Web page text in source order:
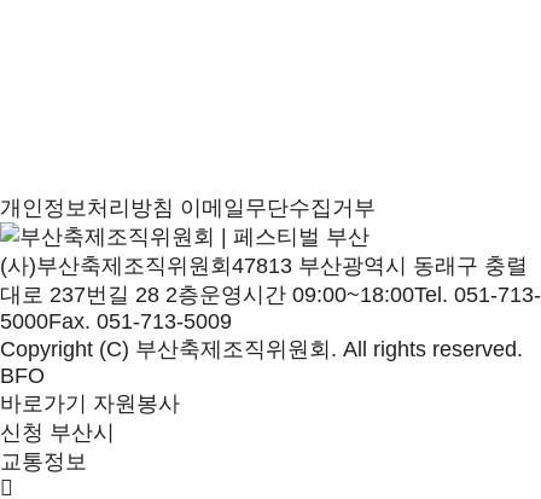
개인정보처리방침 이메일무단수집거부
(사)부산축제조직위원회 47813 부산광역시 동래구 충렬
대로 237번길 28 2층운영시간 09:00~18:00Tel. 051-713-
5000Fax. 051-713-5009
Copyright (C) 부산축제조직위원회. All rights reserved.
BFO
바로가기
자원봉사
신청 부산시
교통정보